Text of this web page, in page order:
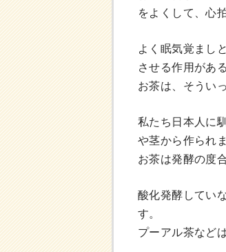
をよくして、心
よく眠気覚まし
させる作用があ
お茶は、そうい
私たち日本人に
や茎から作られま
お茶は発酵の度
酸化発酵してい
す。
プーアル茶など